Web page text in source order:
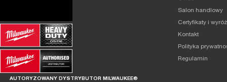
AUTORYZOWANY DYSTRYBUTOR MILWAUKEE®
Salon handlowy
Certyfikaty i
Kontakt
Polityka
Regulamin